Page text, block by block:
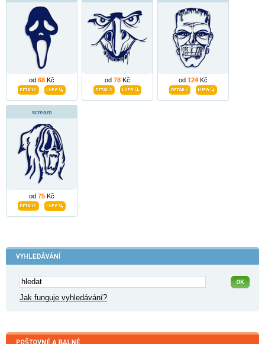
od 68 Kč od 78 Kč od 124 Kč
scream
od 75 Kč
Jak funguje vyhledávání?